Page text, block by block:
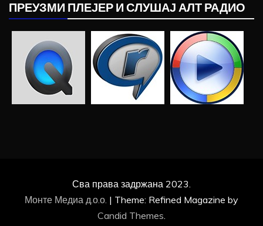
ПРЕУЗМИ ПЛЕЈЕР И СЛУШАЈ АЛТ РАДИО
Сва права задржана 2023.
Монте Медиа д.о.о. | Theme: Refined Magazine by
Candid Themes.